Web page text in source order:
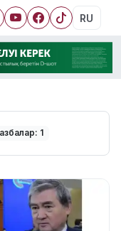
RU
1